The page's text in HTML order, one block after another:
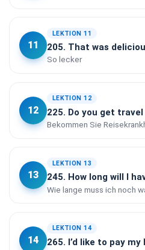
11
LEKTION 11
205. That was
So lecker
12
LEKTION 12
225. Do you get travel
Bekommen Sie
13
LEKTION 13
245. How long will I
Wie lange muss ich noch
14
LEKTION 14
265. I’d like to pay my